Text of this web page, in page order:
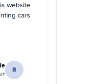
website
cars.
R